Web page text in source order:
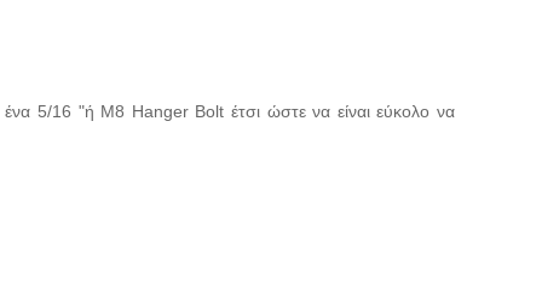
5/16 "ή M8 Hanger Bolt έτσι ώστε να είναι εύκολο να